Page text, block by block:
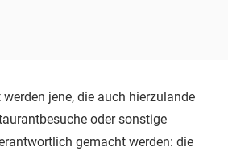
jene, die auch hierzulande
oder sonstige
gemacht werden: die